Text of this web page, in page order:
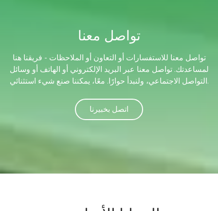
تواصل معنا
تواصل معنا للاستفسارات أو التعاون أو الملاحظات - فريقنا هنا
لمساعدتك. تواصل معنا عبر البريد الإلكتروني أو الهاتف أو وسائل
التواصل الاجتماعي، ولنبدأ حوارًا. معًا، يمكننا صنع شيء استثنائي.
اتصل بخبيرنا